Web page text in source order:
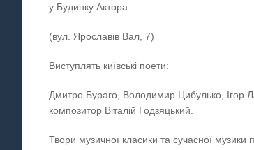
у Будинку Актора
(вул. Ярославів Вал, 7)
Виступлять київські поети:
Дмитро Бураго, Володимир Цибулько, Ігор
композитор Віталій Годзяцький.
Твори музичної класики та сучасної музики